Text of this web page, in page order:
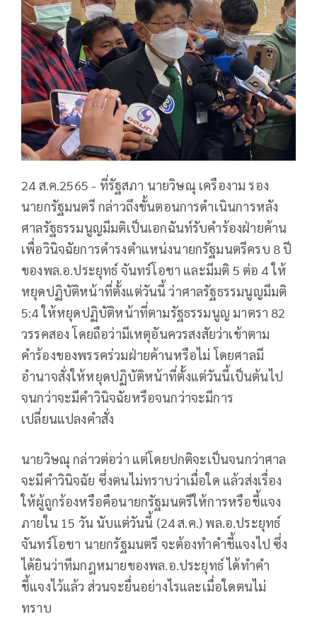
24 ส.ค.2565 - ที่รัฐสภา นายวิษณุ เครืองาม รอง
นายกรัฐมนตรี กล่าวถึงขั้นตอนการดำเนินการหลัง
ศาลรัฐธรรมนูญมีมติเป็นเอกฉันท์รับคำร้องฝ่ายค้าน
เพื่อวินิจฉัยการดำรงตำแหน่งนายกรัฐมนตรีครบ 8 ปี
ของพล.อ.ประยุทธ์ จันทร์โอชา และมีมติ 5 ต่อ 4 ให้
หยุดปฏิบัติหน้าที่ตั้งแต่วันนี้ ว่าศาลรัฐธรรมนูญมีมติ
5:4 ให้หยุดปฏิบัติหน้าที่ตามรัฐธรรมนูญ มาตรา 82
วรรคสอง โดยถือว่ามีเหตุอันควรสงสัยว่าเข้าตาม
คำร้องของพรรคร่วมฝ่ายค้านหรือไม่ โดยศาลมี
อำนาจสั่งให้หยุดปฏิบัติหน้าที่ตั้งแต่วันนี้เป็นต้นไป
จนกว่าจะมีคำวินิจฉัยหรือจนกว่าจะมีการ
เปลี่ยนแปลงคำสั่ง
นายวิษณุ กล่าวต่อว่า แต่โดยปกติจะเป็นจนกว่าศาล
จะมีคำวินิจฉัย ซึ่งตนไม่ทราบว่าเมื่อใด แล้วส่งเรื่อง
ให้ผู้ถูกร้องหรือคือนายกรัฐมนตรีให้การหรือชี้แจง
ภายใน 15 วัน นับแต่วันนี้ (24 ส.ค.) พล.อ.ประยุทธ์
จันทร์โอชา นายกรัฐมนตรี จะต้องทำคำชี้แจงไป ซึ่ง
ได้ยินว่าทีมกฎหมายของพล.อ.ประยุทธ์ ได้ทำคำ
ชี้แจงไว้แล้ว ส่วนจะยื่นอย่างไรและเมื่อใดตนไม่
ทราบ